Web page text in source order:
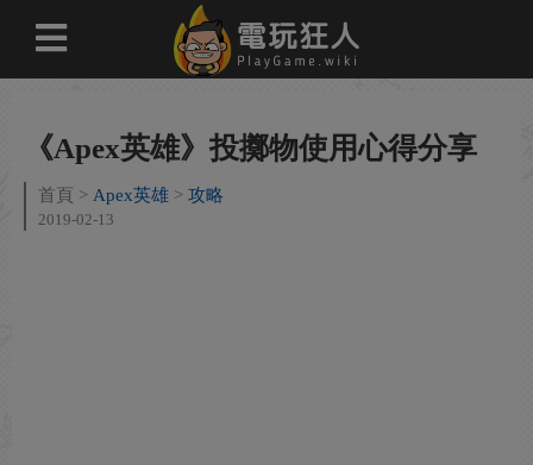
《Apex英雄》投擲物使用心得分享
首頁 Apex英雄 攻略
2019-02-13